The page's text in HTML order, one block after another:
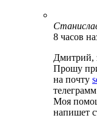
8 часов
Дмитрий,
Прошу
на почту
Моя
напишет